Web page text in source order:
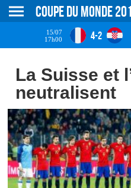
Coupe du monde
15/07
17h00
4-2
La Suisse et
neutralisent